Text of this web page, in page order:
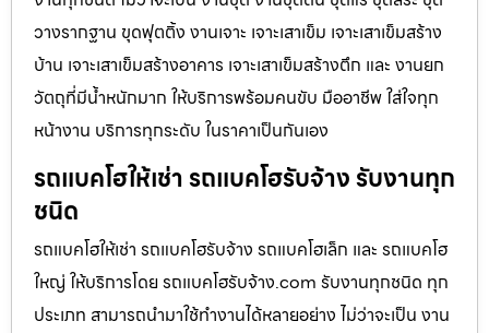
วางรากฐาน ขุดฟุตติ้ง งานเจาะ เจาะเสาเข็ม เจาะเสาเข็มสร้าง
บ้าน เจาะเสาเข็มสร้างอาคาร เจาะเสาเข็มสร้างตึก และ งานยก
วัตถุที่มีน้ำหนักมาก ให้บริการพร้อมคนขับ มืออาชีพ ใส่ใจทุก
หน้างาน บริการทุกระดับ ในราคาเป็นกันเอง
รถแบคโฮให้เช่า รถแบคโฮรับจ้าง รับงานทุก
ชนิด
รถแบคโฮให้เช่า รถแบคโฮรับจ้าง รถแบคโฮเล็ก และ รถแบคโฮ
ใหญ่ ให้บริการโดย รถแบคโฮรับจ้าง.com รับงานทุกชนิด ทุก
ประเภท สามารถนำมาใช้ทำงานได้หลายอย่าง ไม่ว่าจะเป็น งาน